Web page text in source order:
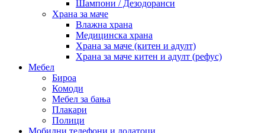
Шампони / Дезодоранси
Храна за маче
Влажна храна
Медицинска храна
Храна за маче (китен и адулт)
Храна за маче китен и адулт (рефус)
Мебел
Бироа
Комоди
Мебел за бања
Плакари
Полици
Мобилни телефони и додатоци